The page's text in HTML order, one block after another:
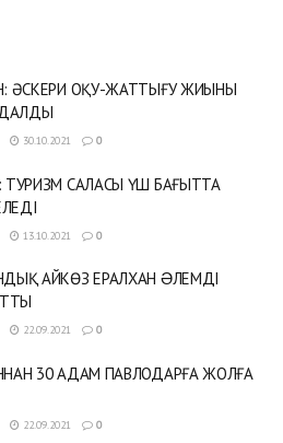
ӘСКЕРИ ОҚУ-ЖАТТЫҒУ ЖИЫНЫ
30.10.2021 0
ТУРИЗМ САЛАСЫ ҮШ БАҒЫТТА
13.10.2021 0
АЙКӨЗ ЕРАЛХАН ƏЛЕМДІ
22.09.2021 0
30 АДАМ ПАВЛОДАРҒА ЖОЛҒА
22.09.2021 0